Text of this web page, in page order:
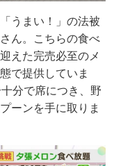
うまい！」の法被
ん。こちらの食べ
えた完売必至のメ
で提供していま
分で席につき、野
ーンを手に取りま